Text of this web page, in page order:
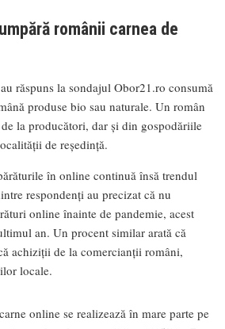
românii carnea de
răspuns la sondajul Obor21.ro consumă
produse bio sau naturale. Un român
la producători, dar și din gospodăriile
de reședință.
în online continuă însă trendul
respondenți au precizat că nu
online înainte de pandemie, acest
an. Un procent similar arată că
achiziții de la comercianții români,
locale.
online se realizează în mare parte pe